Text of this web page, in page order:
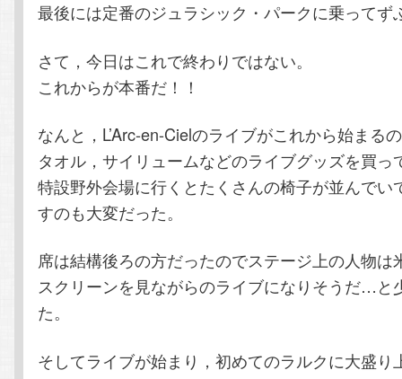
最後には定番のジュラシック・パークに乗ってず
さて，今日はこれで終わりではない。
これからが本番だ！！
なんと，L’Arc-en-Cielのライブがこれから始まる
タオル，サイリュームなどのライブグッズを買っ
特設野外会場に行くとたくさんの椅子が並んでい
すのも大変だった。
席は結構後ろの方だったのでステージ上の人物は
スクリーンを見ながらのライブになりそうだ…と
た。
そしてライブが始まり，初めてのラルクに大盛り